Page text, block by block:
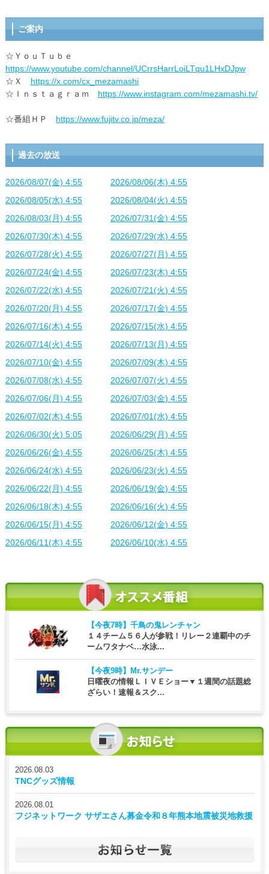
ご案内
☆ＹｏｕＴｕｂｅ
https://www.youtube.com/channel/UCrrsHarrLoiLTqu1LHxDJpw
☆Ｘ https://x.com/cx_mezamashi
☆Ｉｎｓｔａｇｒａｍ https://www.instagram.com/mezamashi.tv/
☆番組ＨＰ https://www.fujitv.co.jp/meza/
過去の放送
2026/08/07(金) 4:55
2026/08/06(木) 4:55
2026/08/05(水) 4:55
2026/08/04(火) 4:55
2026/08/03(月) 4:55
2026/07/31(金) 4:55
2026/07/30(木) 4:55
2026/07/29(水) 4:55
2026/07/28(火) 4:55
2026/07/27(月) 4:55
2026/07/24(金) 4:55
2026/07/23(木) 4:55
2026/07/22(水) 4:55
2026/07/21(火) 4:55
2026/07/20(月) 4:55
2026/07/17(金) 4:55
2026/07/16(木) 4:55
2026/07/15(水) 4:55
2026/07/14(火) 4:55
2026/07/13(月) 4:55
2026/07/10(金) 4:55
2026/07/09(木) 4:55
2026/07/08(水) 4:55
2026/07/07(火) 4:55
2026/07/06(月) 4:55
2026/07/03(金) 4:55
2026/07/02(木) 4:55
2026/07/01(水) 4:55
2026/06/30(火) 5:05
2026/06/29(月) 4:55
2026/06/26(金) 4:55
2026/06/25(木) 4:55
2026/06/24(水) 4:55
2026/06/23(火) 4:55
2026/06/22(月) 4:55
2026/06/19(金) 4:55
2026/06/18(木) 4:55
2026/06/16(火) 4:55
2026/06/15(月) 4:55
2026/06/12(金) 4:55
2026/06/11(木) 4:55
2026/06/10(水) 4:55
【今夜7時】 千鳥の鬼レンチャン
１４チーム５６人が参戦！リレー２連覇中のチ
ームワタナベ…水泳...
【今夜9時】
Mr.サンデー
日曜夜の情報ＬＩＶＥショー▼１週間の話題総
ざらい！速報＆スク...
2026.08.03
TNCグッズ情報
2026.08.01
フジネットワーク サザエさん募金令和８年熊本地震被災地救援